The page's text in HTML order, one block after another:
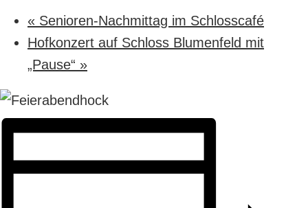
« Senioren-Nachmittag im Schlosscafé
Hofkonzert auf Schloss Blumenfeld mit
„Pause“ »